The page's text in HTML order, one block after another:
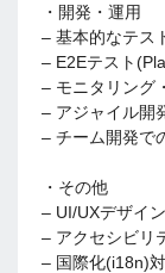
・開発・運用
– 基本的なテス
– E2Eテスト
– モニタリング
– アジャイル開
– チーム開発で
・その他
– UI/UXデザイ
– アクセシビリ
– 国際化(i18n)